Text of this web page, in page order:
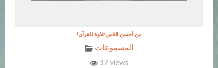
!من أحسن الناس تلاوة للقرآن
المسموعات
37 views